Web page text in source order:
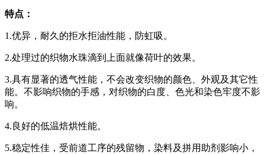
特点：
1.优异，耐久的拒水拒油性能，防虹吸。
2.处理过的织物水珠滴到上面就像荷叶的效果。
3.具有显著的透气性能，不会改变织物的颜色、外观及其它性
能。不影响织物的手感，对织物的白度、色光和染色牢度不影
响。
4.良好的低温焙烘性能。
5.稳定性佳，受前道工序的残留物，染料及拼用助剂影响小，